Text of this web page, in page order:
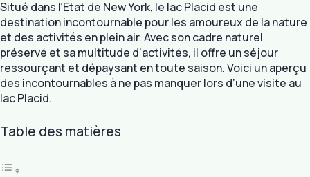
Situé dans l’Etat de New York, le lac Placid est une
destination incontournable pour les amoureux de la nature
et des activités en plein air. Avec son cadre naturel
préservé et sa multitude d’activités, il offre un séjour
ressourçant et dépaysant en toute saison. Voici un aperçu
des incontournables à ne pas manquer lors d’une visite au
lac Placid.
Table des matières